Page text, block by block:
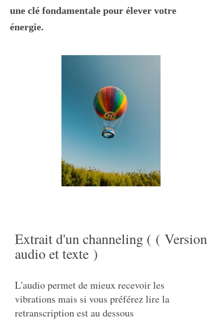
une clé fondamentale pour élever votre
énergie.
Extrait d'un channeling ( ( Version
audio et texte )
L'audio permet de mieux recevoir les
vibrations mais si vous préférez lire la
retranscription est au dessous